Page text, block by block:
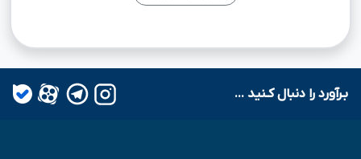
بـرآورد را دنبال کـنید ...